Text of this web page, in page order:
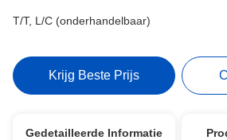
T/T, L/C (onderhandelbaar)
Krijg Beste Prijs
Gedetailleerde Informatie